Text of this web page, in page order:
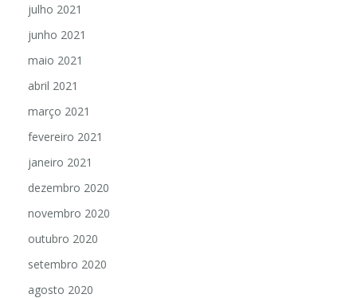
julho 2021
junho 2021
maio 2021
abril 2021
março 2021
fevereiro 2021
janeiro 2021
dezembro 2020
novembro 2020
outubro 2020
setembro 2020
agosto 2020